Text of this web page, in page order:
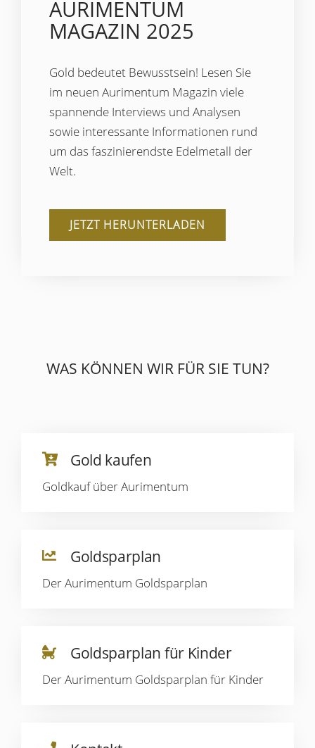
AURIMENTUM
MAGAZIN 2025
Gold bedeutet Bewusstsein! Lesen Sie
im neuen Aurimentum Magazin viele
spannende Interviews und Analysen
sowie interessante Informationen rund
um das faszinierendste Edelmetall der
Welt.
JETZT HERUNTERLADEN
WAS KÖNNEN WIR FÜR SIE TUN?
Gold kaufen
Goldkauf über Aurimentum
Goldsparplan
Der Aurimentum Goldsparplan
Goldsparplan für Kinder
Der Aurimentum Goldsparplan für Kinder